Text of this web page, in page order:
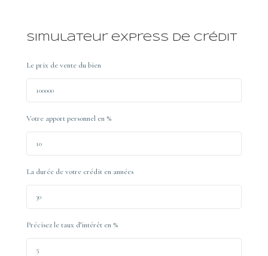
Simulateur express de crédit
Le prix de vente du bien
Votre apport personnel en %
La durée de votre crédit en années
Précisez le taux d’intérêt en %